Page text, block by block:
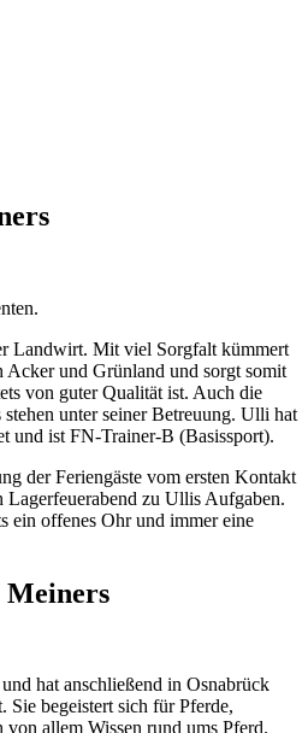
Landwirt. Mit viel Sorgfalt kümmert
Acker und Grünland und sorgt somit
von guter Qualität ist. Auch die
unter seiner Betreuung. Ulli hat
und ist FN-Trainer-B (Basissport).
der Feriengäste vom ersten Kontakt
zu Ullis Aufgaben.
ein offenes Ohr und immer eine
hat anschließend in Osnabrück
Sie begeistert sich für Pferde,
allem Wissen rund ums Pferd.